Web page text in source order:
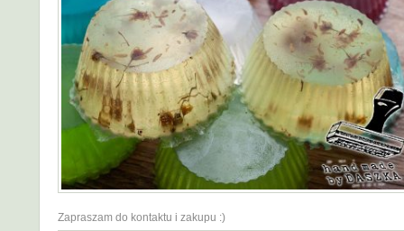
Zapraszam do kontaktu i zakupu :)